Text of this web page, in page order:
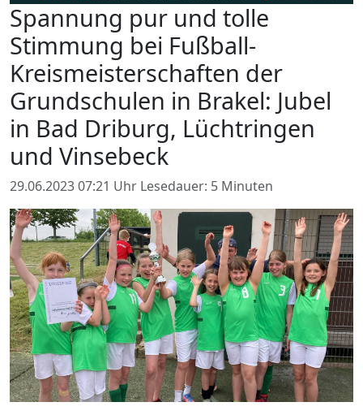
Spannung pur und tolle
Stimmung bei Fußball-
Kreismeisterschaften der
Grundschulen in Brakel: Jubel
in Bad Driburg, Lüchtringen
und Vinsebeck
29.06.2023 07:21 Uhr Lesedauer: 5 Minuten